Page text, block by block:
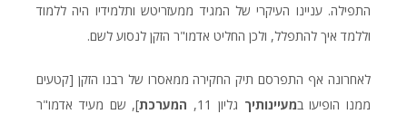
התפילה. עניינו העיקרי של המגיד ממעזריטש ותלמידיו היה ללמוד
וללמד איך להתפלל, ולכן החליט אדמו"ר הזקן לנסוע לשם.
לאחרונה אף התפרסם תיק החקירה ממאסרו של רבנו הזקן [קטעים
ממנו הופיעו במעיינותיך גליון 11, המערכת], שם מעיד אדמו"ר